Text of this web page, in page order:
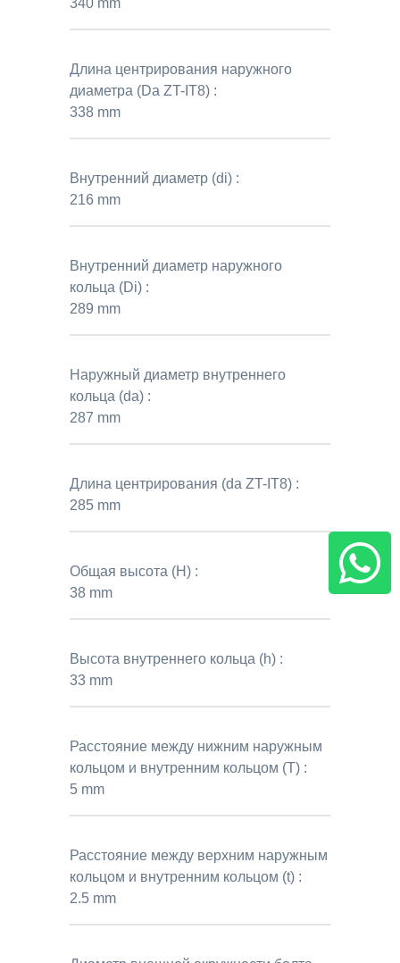
340 mm
Длина центрирования наружного
диаметра (Da ZT-IT8) :
338 mm
Внутренний диаметр (di) :
216 mm
Внутренний диаметр наружного
кольца (Di) :
289 mm
Наружный диаметр внутреннего
кольца (da) :
287 mm
Длина центрирования (da ZT-IT8) :
285 mm
Общая высота (H) :
38 mm
Высота внутреннего кольца (h) :
33 mm
Расстояние между нижним наружным
кольцом и внутренним кольцом (T) :
5 mm
Расстояние между верхним наружным
кольцом и внутренним кольцом (t) :
2.5 mm